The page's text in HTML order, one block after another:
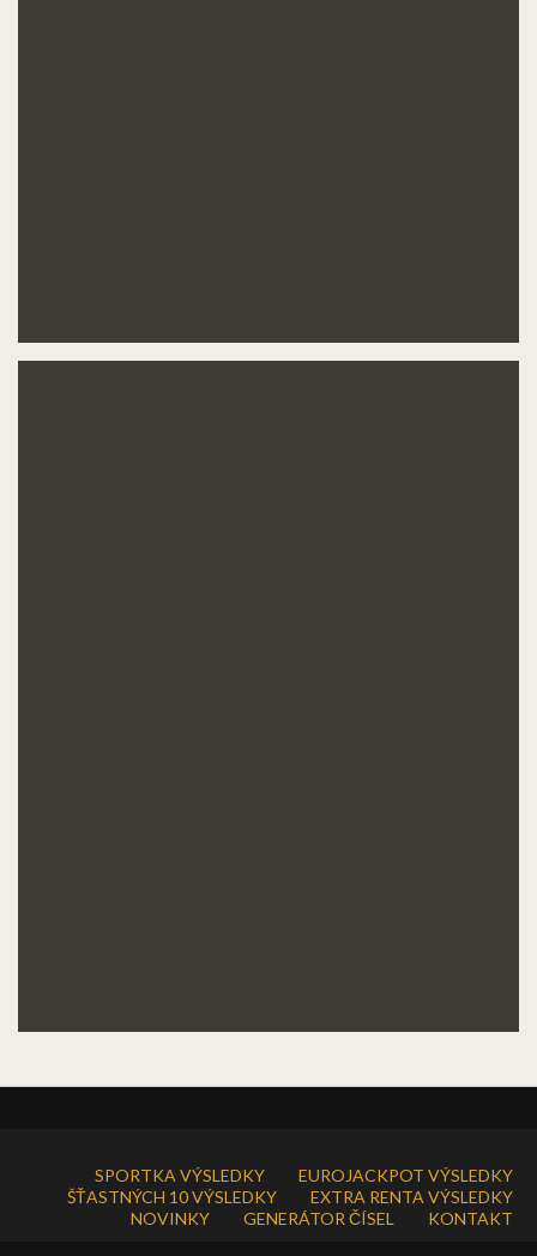
SPORTKA VÝSLEDKY
EUROJACKPOT VÝSLEDKY
ŠŤASTNÝCH 10 VÝSLEDKY
EXTRA RENTA VÝSLEDKY
NOVINKY
GENERÁTOR ČÍSEL KONTAKT